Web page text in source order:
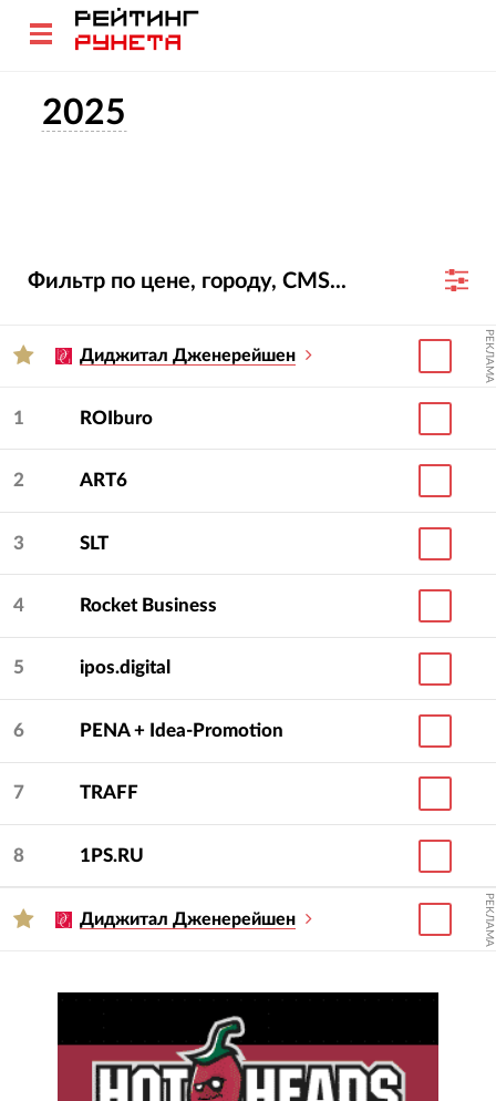
2025
Фильтр по цене, городу, CMS...
Диджитал Дженерейшен РЕКЛАМА
1 ROIburo
2 ART6
3 SLT
4 Rocket Business
5 ipos.digital
6 PENA + Idea-Promotion
7 TRAFF
8 1PS.RU
Диджитал Дженерейшен РЕКЛАМА